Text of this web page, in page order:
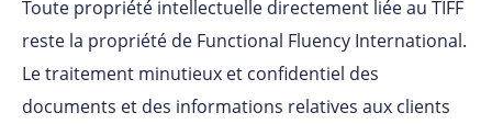
Toute propriété intellectuelle directement liée au TIFF
reste la propriété de Functional Fluency International.
Le traitement minutieux et confidentiel des
documents et des informations relatives aux clients